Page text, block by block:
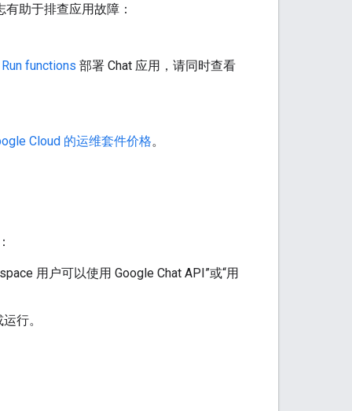
助于排查应用故障：
functions 部署 Chat 应用，请同时查看
Cloud 的运维套件价格。
用户可以使用 Google Chat API”或“用
行。